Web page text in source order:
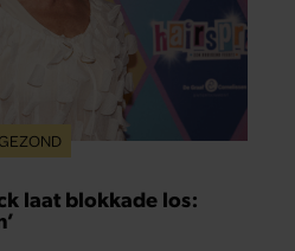
GEZOND
laat blokkade los: